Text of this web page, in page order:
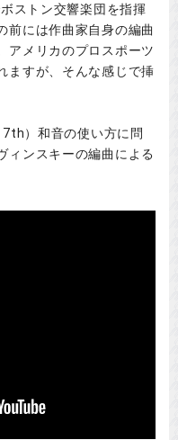
ストン交響楽団を指揮
前には作曲家自身の編曲
アメリカのプロスポーツ
ますが、そんな感じで挿
）和音の使い方に問
ィンスキーの編曲による